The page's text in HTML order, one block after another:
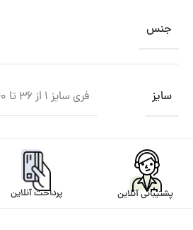
جنس
سایز فری سایز ۱ از ۳۶ تا ۴۰
پشتیبانی آنلاین پرداخت آنلاین